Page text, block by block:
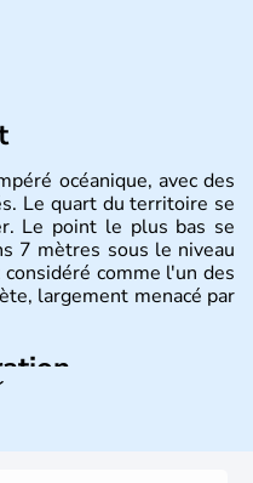
océanique, avec des
Le quart du territoire se
Le point le plus bas se
7 mètres sous le niveau
comme l'un des
largement menacé par